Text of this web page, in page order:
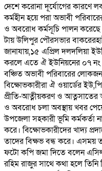
দেশে করোনা দূর্যোগের কারণে
কর্মহীন হয়ে পরা অভাবী
ও অবরোধ কর্মসূচি পালন
টায় উলিপুর পৌরসভার
জানাযায়,১৫ এপ্রিল দলদলিয়া
করলে এতে ঐ ইউনিয়নের ০৭ নং
বঞ্চিত অভাবী পরিবারের
বিক্ষোভকারীরা ঐ ওয়ার্ডের
প্রীতি-আত্নীয়করণ ও
ও অবরোধ চলা অবস্থায় খবর
উপজেলা সহকারী ভূমি কর্মকর্তা
করে। বিক্ষোভকারীদের খাদ্য
তাদের বিক্ষভ বন্ধ করে। এসময়
ফটো কপি জমা দিতে বলেন
রহিম রাজুর সাথে কথা হলে